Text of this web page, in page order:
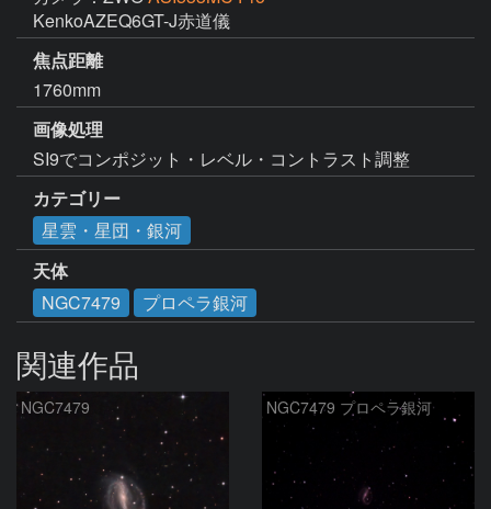
KenkoAZEQ6GT-J赤道儀
焦点距離
1760mm
画像処理
SI9でコンポジット・レベル・コントラスト調整
カテゴリー
星雲・星団・銀河
天体
NGC7479
プロペラ銀河
関連作品
NGC7479 NGC7479 プロペラ銀河